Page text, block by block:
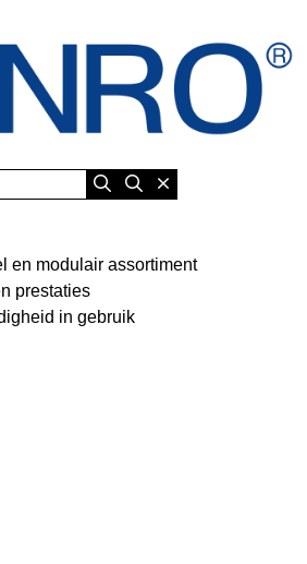
en modulair assortiment
prestaties
in gebruik